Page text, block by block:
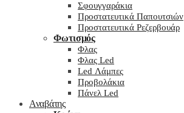
Σφουγγαράκια
Προστατευτικά Παπουτσιών
Προστατευτικά Ρεζερβουάρ
Φωτισμός
Φλας
Φλας Led
Led Λάμπες
Προβολάκια
Πάνελ Led
Αναβάτης